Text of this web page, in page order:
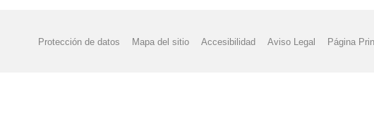
Protección de datos Mapa del sitio Accesibilidad Aviso Legal Página